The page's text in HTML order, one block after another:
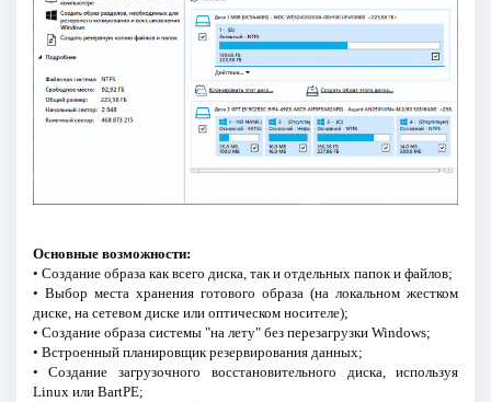
Основные возможности:
• Создание образа как всего диска, так и отдельных папок и файлов;
• Выбор места хранения готового образа (на локальном жестком
диске, на сетевом диске или оптическом носителе);
• Создание образа системы "на лету" без перезагрузки Windows;
• Встроенный планировщик резервирования данных;
• Создание загрузочного восстановительного диска, используя
Linux или BartPE;